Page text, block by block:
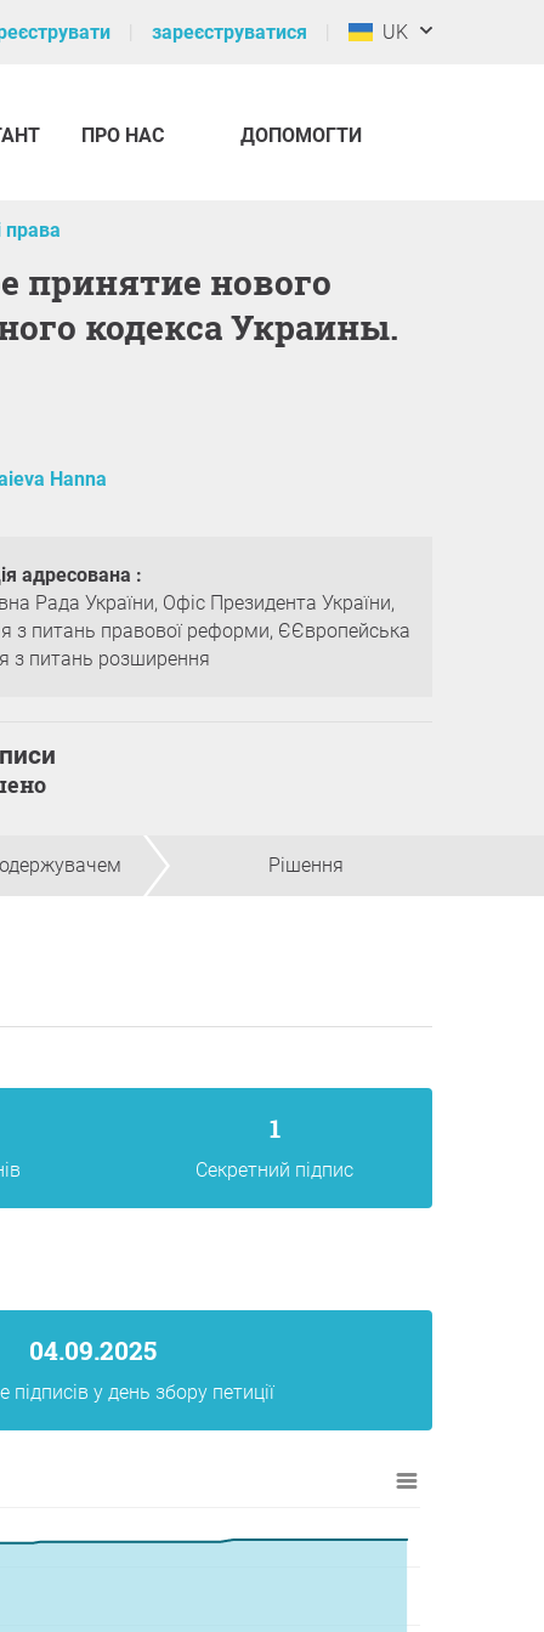
зареєструватися UK
ПРО НАС ДОПОМОГТИ
права
кодекса Украины.
Hanna
адресована :
Рада України, Офіс Президента України,
з питань правової реформи, ЄЄвропейська
з питань розширення
одержувачем Рішення
1
Секретний підпис
04.09.2025
підписів у день збору петиції